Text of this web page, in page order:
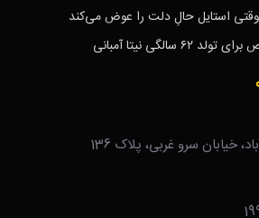
استایل حالِ دلت را عوض می‌کند
نیتا آمبانی
خیابان سرو غربی، پلاک 136